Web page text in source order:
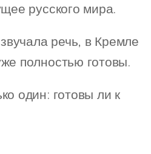
русского мира.
речь, в Кремле
полностью готовы.
один: готовы ли к